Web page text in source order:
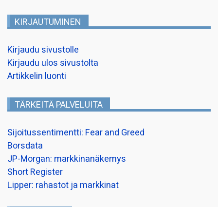
KIRJAUTUMINEN
Kirjaudu sivustolle
Kirjaudu ulos sivustolta
Artikkelin luonti
TÄRKEITÄ PALVELUITA
Sijoitussentimentti: Fear and Greed
Borsdata
JP-Morgan: markkinanäkemys
Short Register
Lipper: rahastot ja markkinat